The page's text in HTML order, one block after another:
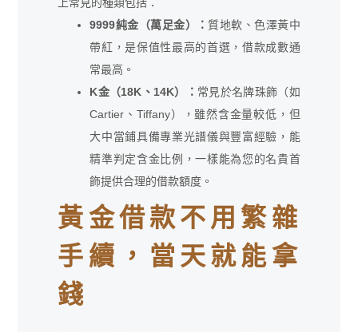
9999純金（萬足金）： 質地軟、色澤黃中
帶紅，是保值性最高的首選，借款成數通
常最高。
K金（18K、14K）： 常見於名牌珠飾（如
Cartier、Tiffany），雖然含金量較低，但
大中當鋪具備專業光譜儀與豐富經驗，能
精準判定含金比例，一樣能為您的名貴首
飾提供合理的借款額度。
黃金借款不用繁雜
手續，當天就能拿
錢